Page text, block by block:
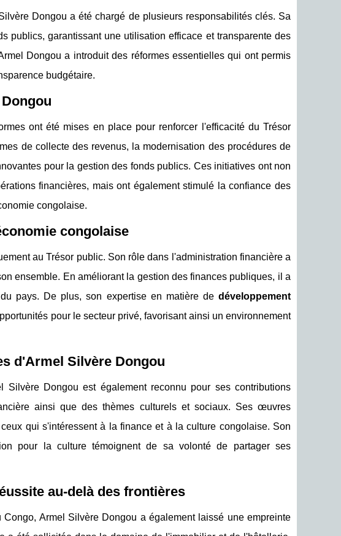
Dongou a été chargé de plusieurs responsabilités clés. Sa
publics, garantissant une utilisation efficace et transparente des
Dongou a introduit des réformes essentielles qui ont permis
budgétaire.
ont été mises en place pour renforcer l'efficacité du Trésor
de collecte des revenus, la modernisation des procédures de
pour la gestion des fonds publics. Ces initiatives ont non
financières, mais ont également stimulé la confiance des
congolaise.
congolaise
au Trésor public. Son rôle dans l'administration financière a
ensemble. En améliorant la gestion des finances publiques, il a
pays. De plus, son expertise en matière de développement
pour le secteur privé, favorisant ainsi un environnement
d'Armel Silvère Dongou
Dongou est également reconnu pour ses contributions
ainsi que des thèmes culturels et sociaux. Ses œuvres
qui s'intéressent à la finance et à la culture congolaise. Son
pour la culture témoignent de sa volonté de partager ses
au-delà des frontières
Armel Silvère Dongou a également laissé une empreinte